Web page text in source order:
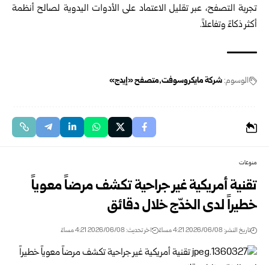
تجربة التصفح، عبر تقليل الاعتماد على الأدوات اليدوية لصالح أنظمة
أكثر ذكاءً وتفاعلاً.
الوسوم:شركة مايكروسوفت متصفح «إيدج»
منوعات
تقنية أمريكية غير جراحية تكشف مرضاً معوياً
خطيراً لدى الخدّج خلال دقائق
تاريخ النشر: 2026/06/08 4:21 مساءً اخر تحديث: 2026/06/08 4:21 مساءً